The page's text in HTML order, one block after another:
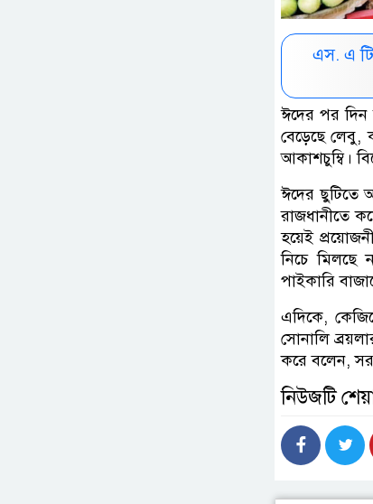
এস. এ
ঈদের পর দিন
বেড়েছে লেবু,
আকাশচুম্বি।
ঈদের ছুটিতে
রাজধানীতে
হয়েই
নিচে মিলছে
পাইকারি
এদিকে,
সোনালি
করে বলেন,
নিউজটি